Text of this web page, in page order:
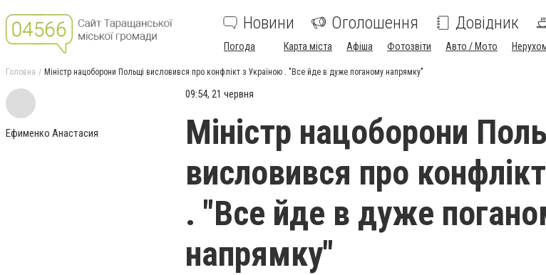
Новини Оголошення Довідник
Погода Карта міста Афіша Фотозвіти Авто / Мото
Головна Міністр нацоборони Польщі висловився про конфлікт з Україною . "Все йде в дуже поганому напрямку"
Ефименко Анастасия
09:54, 21 червня
Міністр нацоборони
висловився про
. "Все йде в дуже
напрямку"